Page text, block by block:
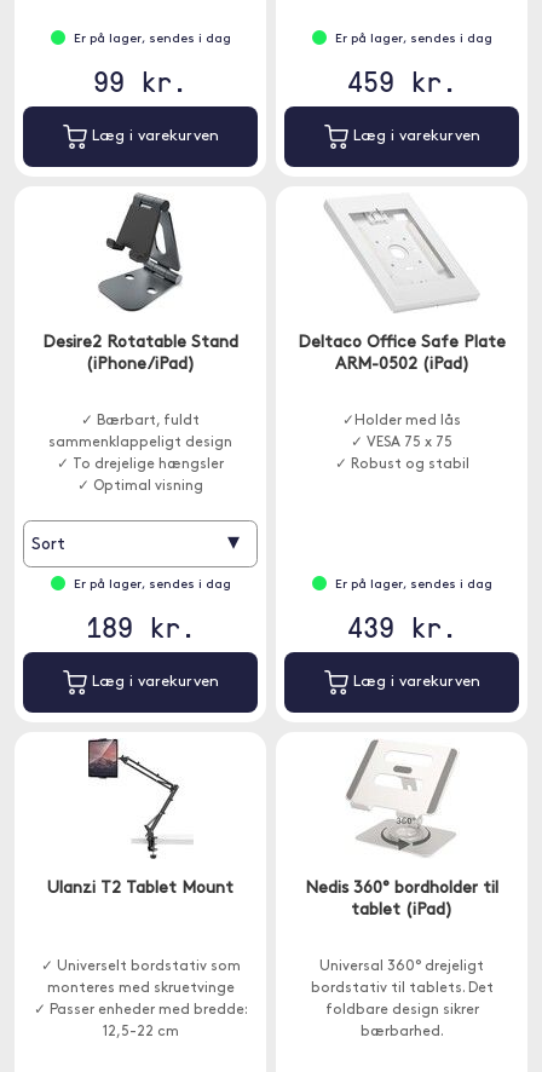
Er på lager, sendes i dag
99 kr.
Læg i varekurven
Er på lager, sendes i dag
459 kr.
Læg i varekurven
Desire2 Rotatable Stand
(iPhone/iPad)
✓ Bærbart, fuldt
sammenklappeligt design
✓ To drejelige hængsler
✓ Optimal visning
Sort ▾
Er på lager, sendes i dag
189 kr.
Læg i varekurven
Deltaco Office Safe Plate
ARM-0502 (iPad)
✓Holder med lås
✓ VESA 75 x 75
✓ Robust og stabil
Er på lager, sendes i dag
439 kr.
Læg i varekurven
Ulanzi T2 Tablet Mount
✓ Universelt bordstativ som
monteres med skruetvinge
✓ Passer enheder med bredde:
12,5-22 cm
Nedis 360° bordholder til
tablet (iPad)
Universal 360° drejeligt
bordstativ til tablets. Det
foldbare design sikrer
bærbarhed.